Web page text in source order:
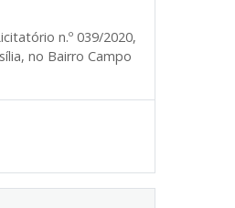
n.º 039/2020,
no Bairro Campo